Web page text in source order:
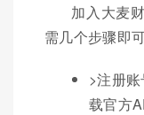
加入大麦
需几个步骤即
>注册
载官方